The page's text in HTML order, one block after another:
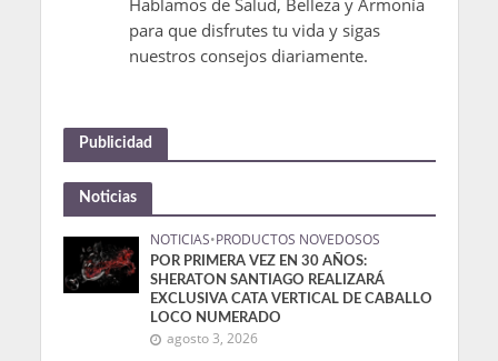
para que disfrutes tu vida y sigas
nuestros consejos diariamente.
Publicidad
Noticias
NOTICIAS•PRODUCTOS NOVEDOSOS
POR PRIMERA VEZ EN 30 AÑOS:
SHERATON SANTIAGO REALIZARÁ
EXCLUSIVA CATA VERTICAL DE CABALLO
LOCO NUMERADO
agosto 3, 2026